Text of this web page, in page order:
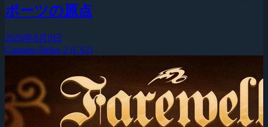
ポーツの原点
2026年8月9日
Counter-Strike 2 (CS2)